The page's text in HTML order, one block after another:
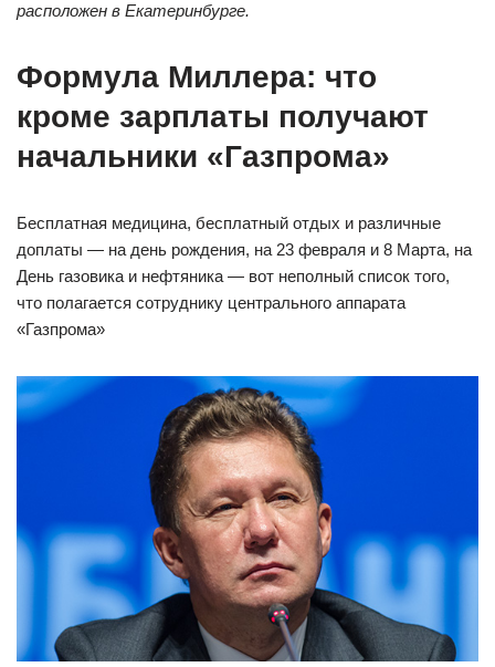
расположен в Екатеринбурге.
Формула Миллера: что
кроме зарплаты получают
начальники «Газпрома»
Бесплатная медицина, бесплатный отдых и различные
доплаты — на день рождения, на 23 февраля и 8 Марта, на
День газовика и нефтяника — вот неполный список того,
что полагается сотруднику центрального аппарата
«Газпрома»